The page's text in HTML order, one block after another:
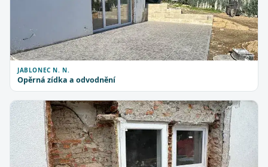
JABLONEC N. N.
Opěrná zídka a odvodnění